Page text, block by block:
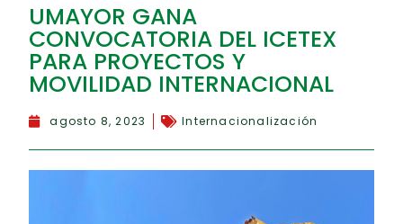
UMAYOR GANA
CONVOCATORIA DEL ICETEX
PARA PROYECTOS Y
MOVILIDAD INTERNACIONAL
agosto 8, 2023 Internacionalización